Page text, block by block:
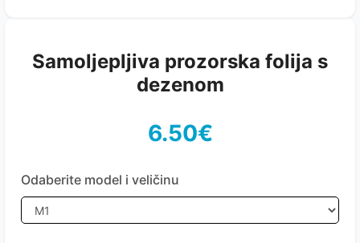
Samoljepljiva prozorska folija s
dezenom
6.50€
Odaberite model i veličinu